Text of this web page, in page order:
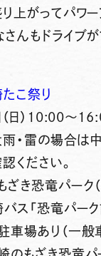
り上がってパワ
さんもドライブ
こ祭り
（日）10:00～
・雷の場合は中
ください。
ざき恐竜パーク
バス「恐竜パー
車場あり（一般